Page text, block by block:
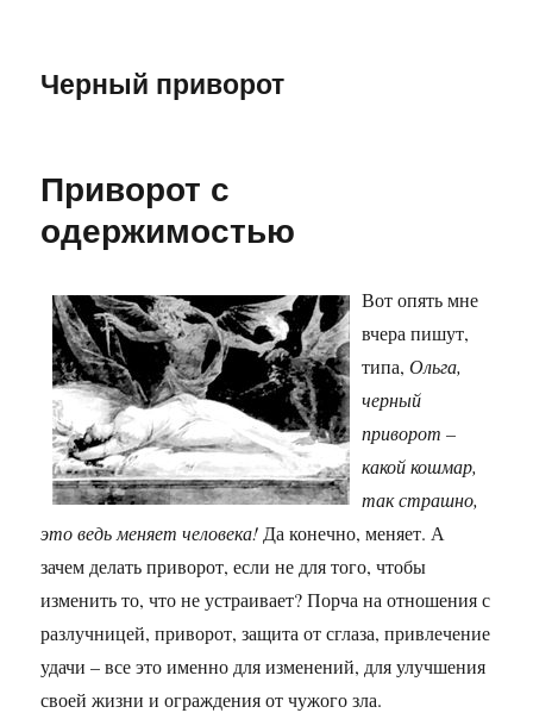
Черный приворот
Приворот с
одержимостью
Вот опять мне
вчера пишут,
типа,Ольга,
черный
приворот –
какой кошмар,
так страшно,
это ведь меняет человека! Да конечно, меняет. А
зачем делать приворот, если не для того, чтобы
изменить то, что не устраивает? Порча на отношения с
разлучницей, приворот, защита от сглаза, привлечение
удачи – все это именно для изменений, для улучшения
своей жизни и ограждения от чужого зла.